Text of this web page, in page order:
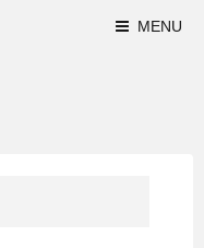
MENU